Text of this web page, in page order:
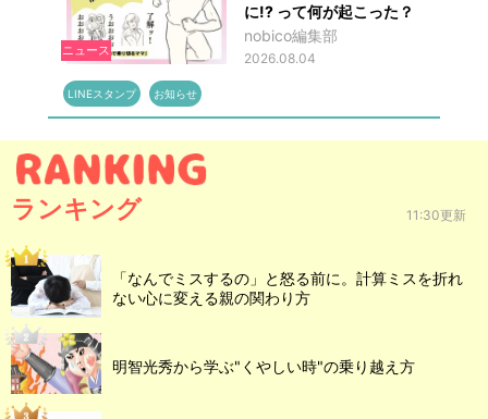
ニュース
に!? って何が起こった？
nobico編集部
2026.08.04
LINEスタンプ お知らせ
ランキング 11:30更新
「なんでミスするの」と怒る前に。計算ミスを折れ
ない心に変える親の関わり方
明智光秀から学ぶ"くやしい時"の乗り越え方